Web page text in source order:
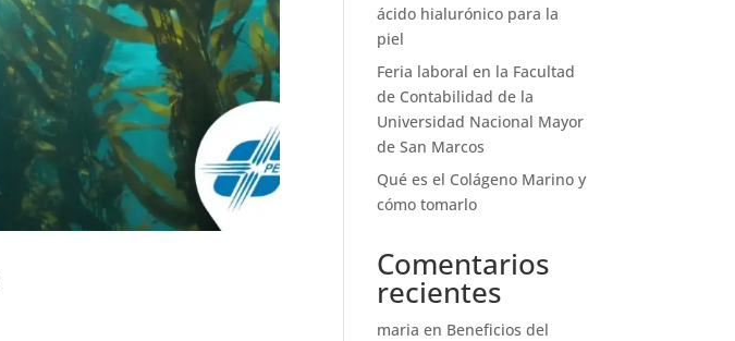
ácido hialurónico para la
piel
Feria laboral en la Facultad
de Contabilidad de la
Universidad Nacional Mayor
de San Marcos
Qué es el Colágeno Marino y
cómo tomarlo
Comentarios
recientes
maria en Beneficios del